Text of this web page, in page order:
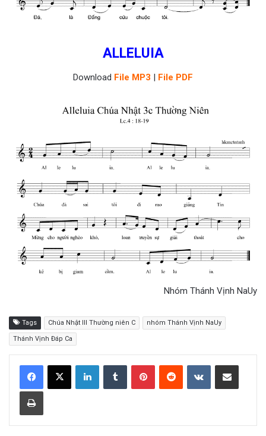
ALLELUIA
Download File MP3 | File PDF
Nhóm Thánh Vịnh NaUy
Tags Chúa Nhật III Thường niên C nhóm Thánh Vịnh NaUy
Thánh Vịnh Đáp Ca